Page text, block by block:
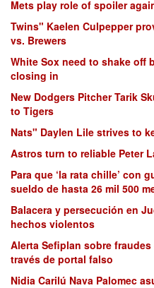
Mets play role of spoiler
Twins" Kaelen Culpepper
vs. Brewers
White Sox need to shake off
closing in
New Dodgers Pitcher Tarik
to Tigers
Nats" Daylen Lile strives to
Astros turn to reliable Peter
Para que ‘la rata chille’ con
sueldo de hasta 26 mil 500
Balacera y persecución en
hechos violentos
Alerta Sefiplan sobre
través de portal falso
Nidia Carilú Nava Palomec